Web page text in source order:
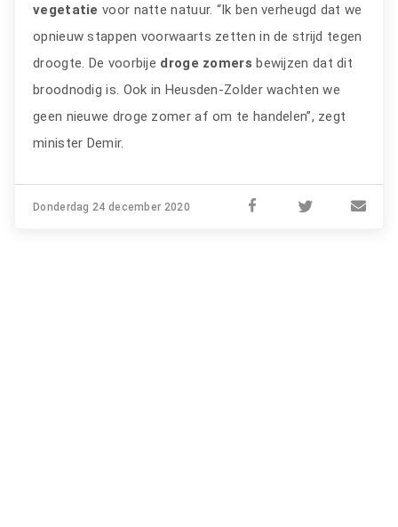
vegetatie voor natte natuur. “Ik ben verheugd dat we
opnieuw stappen voorwaarts zetten in de strijd tegen
droogte. De voorbije droge zomers bewijzen dat dit
broodnodig is. Ook in Heusden-Zolder wachten we
geen nieuwe droge zomer af om te handelen”, zegt
minister Demir.
Donderdag 24 december 2020